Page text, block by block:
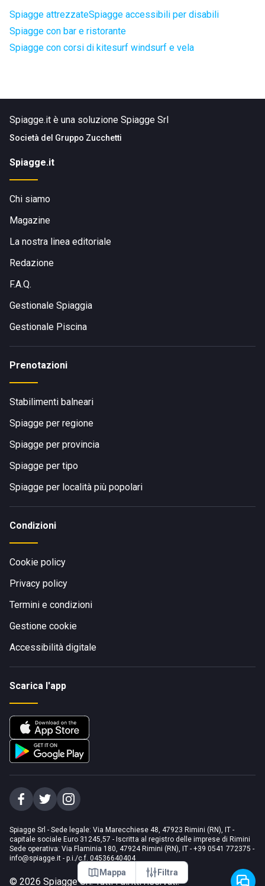
Mappa Filtra
Spiagge attrezzateSpiagge accessibili per disabili
Spiagge con bar e ristorante
Spiagge con corsi di kitesurf windsurf e vela
Spiagge.it è una soluzione Spiagge Srl
Società del Gruppo Zucchetti
Spiagge.it
Chi siamo
Magazine
La nostra linea editoriale
Redazione
F.A.Q.
Gestionale Spiaggia
Gestionale Piscina
Prenotazioni
Stabilimenti balneari
Spiagge per regione
Spiagge per provincia
Spiagge per tipo
Spiagge per località più popolari
Condizioni
Cookie policy
Privacy policy
Termini e condizioni
Gestione cookie
Accessibilità digitale
Scarica l'app
Spiagge Srl - Sede legale: Via Marecchiese 48, 47923 Rimini (RN), IT -
capitale sociale Euro 31245,57 - Iscritta al registro delle imprese di Rimini
Sede operativa: Via Flaminia 180, 47924 Rimini (RN), IT - +39 0541 772375 -
info@spiagge.it - p.i./c.f. 04536640404
© 2026 Spiagge Srl. Tutti i diritti riservati.